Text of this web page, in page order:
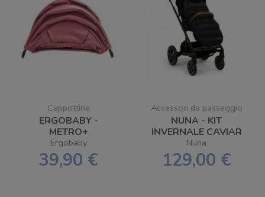
Cappottine
ERGOBABY -
METRO+
CAPPOTTINA
Ergobaby
39,90 €
Accessori da passeggio
NUNA - KIT
INVERNALE CAVIAR
PER PASSEGGINO
SACCO + MOFFOLE
Nuna
129,00 €